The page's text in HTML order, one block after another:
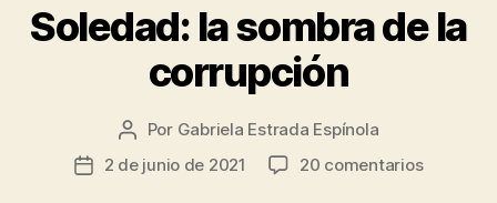
Soledad: la sombra de la
corrupción
Autor
de
Por Gabriela Estrada Espínola
Fecha2 de junio de 2021 20 comentariosen